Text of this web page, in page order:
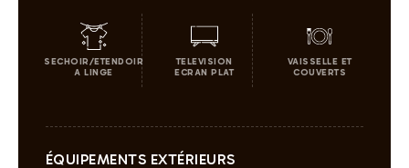
SECHOIR/ETENDOIR
A LINGE
TELEVISION
ECRAN PLAT
VAISSELLE ET
COUVERTS
ÉQUIPEMENTS EXTÉRIEURS